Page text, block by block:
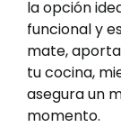
la opción
funcional y
mate,
tu cocina,
asegura un
momento.